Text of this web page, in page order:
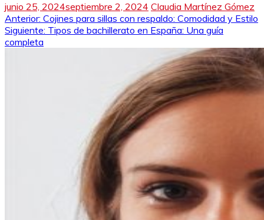
junio 25, 2024septiembre 2, 2024 Claudia Martínez Gómez
Navegación
de
Anterior: Cojines para sillas con respaldo: Comodidad y Estilo
Siguiente: Tipos de bachillerato en España: Una guía
completa